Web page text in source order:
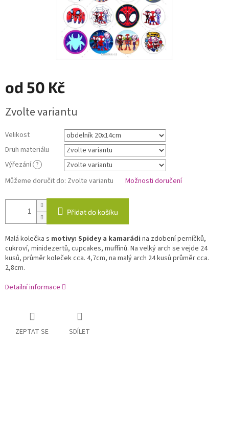
od 50 Kč
cena:
Zvolte variantu
Velikost
Druh materiálu
Výřezání ?
Můžeme doručit do: Zvolte variantu Možnosti doručení
Přidat do košíku
Malá kolečka s motivy: Spidey a kamarádi na zdobení perníčků,
cukroví, minidezertů, cupcakes, muffinů. Na velký arch se vejde 24
kusů, průměr koleček cca. 4,7cm, na malý arch 24 kusů průměr cca.
2,8cm.
Detailní informace
ZEPTAT SE SDÍLET